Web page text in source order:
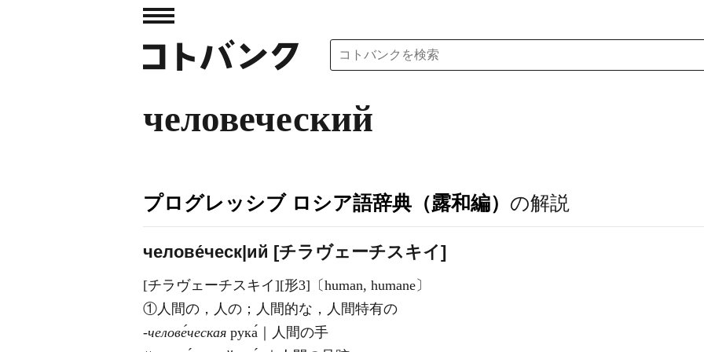
человеческий
プログレッシブ ロシア語辞典（露和編） の解説
челове́ческ|ий [チラヴェーチスキイ]
[チラヴェーチスキイ][形3]〔human, humane〕
①人間の，人の；人間的な，人間特有の
‐челове́ческая рука́｜人間の手